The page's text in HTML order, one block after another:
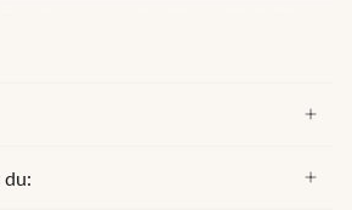
presisjon.